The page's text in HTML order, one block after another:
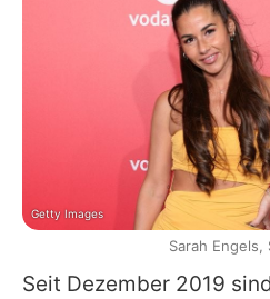
Seit Dezember 2019 sind
Getty Images
Sarah Engels,